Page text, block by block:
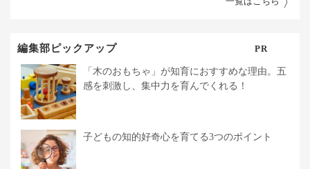
編集部ピックアップ PR
「木のおもちゃ」が知育におすすめな理由。五
感を刺激し、集中力を育んでくれる！
子どもの知的好奇心を育てる3つのポイント